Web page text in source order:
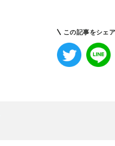
この記事をシェ